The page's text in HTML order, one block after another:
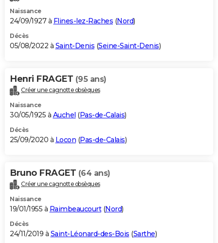
Dictionnaire
Biographies
Citations
Expressions
Proverbes
PROGRAMME TV
S'inscrire
Se connecter
Lycées
Collèges
Primaires
Universités
Entreprises
Service militaire
Avis de recherche
AVIS DE DÉCÈS
Bricolage
Lifestyle
Culture
Sport
Auto
Television
Voyage
Cinema
Naissance
24/09/1927 à Flines-lez-Raches (Nord)
Décès
05/08/2022 à Saint-Denis (Seine-Saint-Denis)
Henri FRAGET (95 ans)
Créer une cagnotte obsèques
Naissance
30/05/1925 à Auchel (Pas-de-Calais)
Décès
25/09/2020 à Locon (Pas-de-Calais)
Bruno FRAGET (64 ans)
Créer une cagnotte obsèques
Naissance
19/01/1955 à Raimbeaucourt(Nord)
Décès
24/11/2019 à Saint-Léonard-des-Bois (Sarthe)